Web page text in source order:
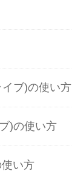
ブ)の使い方
)の使い方
い方